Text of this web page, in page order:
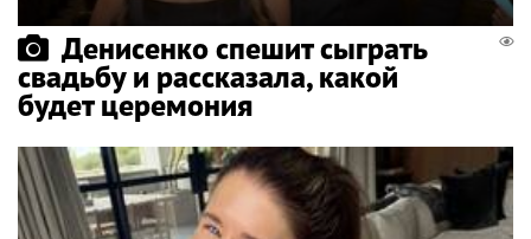
Денисенко спешит сыграть
свадьбу и рассказала, какой
будет церемония